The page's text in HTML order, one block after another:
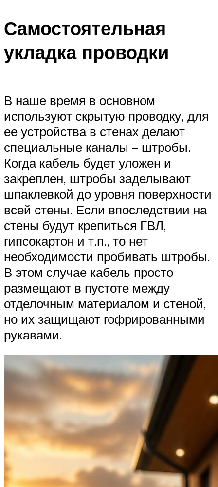
Самостоятельная
укладка проводки
В наше время в основном
используют скрытую проводку, для
ее устройства в стенах делают
специальные каналы – штробы.
Когда кабель будет уложен и
закреплен, штробы заделывают
шпаклевкой до уровня поверхности
всей стены. Если впоследствии на
стены будут крепиться ГВЛ,
гипсокартон и т.п., то нет
необходимости пробивать штробы.
В этом случае кабель просто
размещают в пустоте между
отделочным материалом и стеной,
но их защищают гофрированными
рукавами.